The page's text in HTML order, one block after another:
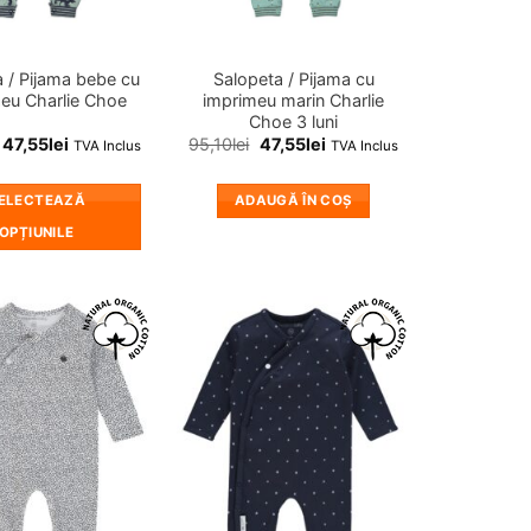
în
/ Pijama bebe cu
Charlie Choe
47,55lei TVA Inclus
OPȚIUNILE
are
mai
multe
variații.
Opțiunile
pot
fi
alese
Salopeta / Pijama cu
imprimeu marin Charlie
Choe 3 luni
95,10lei 47,55lei TVA Inclus
ADAUGĂ ÎN COȘ
❤
Adauga
in
wishlist!
❤
Adauga
in
wishlist!